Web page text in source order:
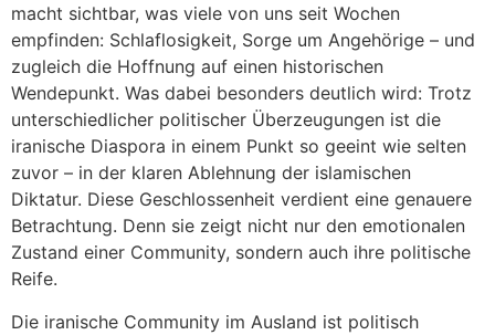
macht sichtbar, was viele von uns seit Wochen
empfinden: Schlaflosigkeit, Sorge um Angehörige – und
zugleich die Hoffnung auf einen historischen
Wendepunkt. Was dabei besonders deutlich wird: Trotz
unterschiedlicher politischer Überzeugungen ist die
iranische Diaspora in einem Punkt so geeint wie selten
zuvor – in der klaren Ablehnung der islamischen
Diktatur. Diese Geschlossenheit verdient eine genauere
Betrachtung. Denn sie zeigt nicht nur den emotionalen
Zustand einer Community, sondern auch ihre politische
Reife.
Die iranische Community im Ausland ist politisch